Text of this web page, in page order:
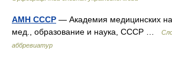
АМН СССР — Академия медицинских
мед., образование и наука, СССР …
аббревиатур